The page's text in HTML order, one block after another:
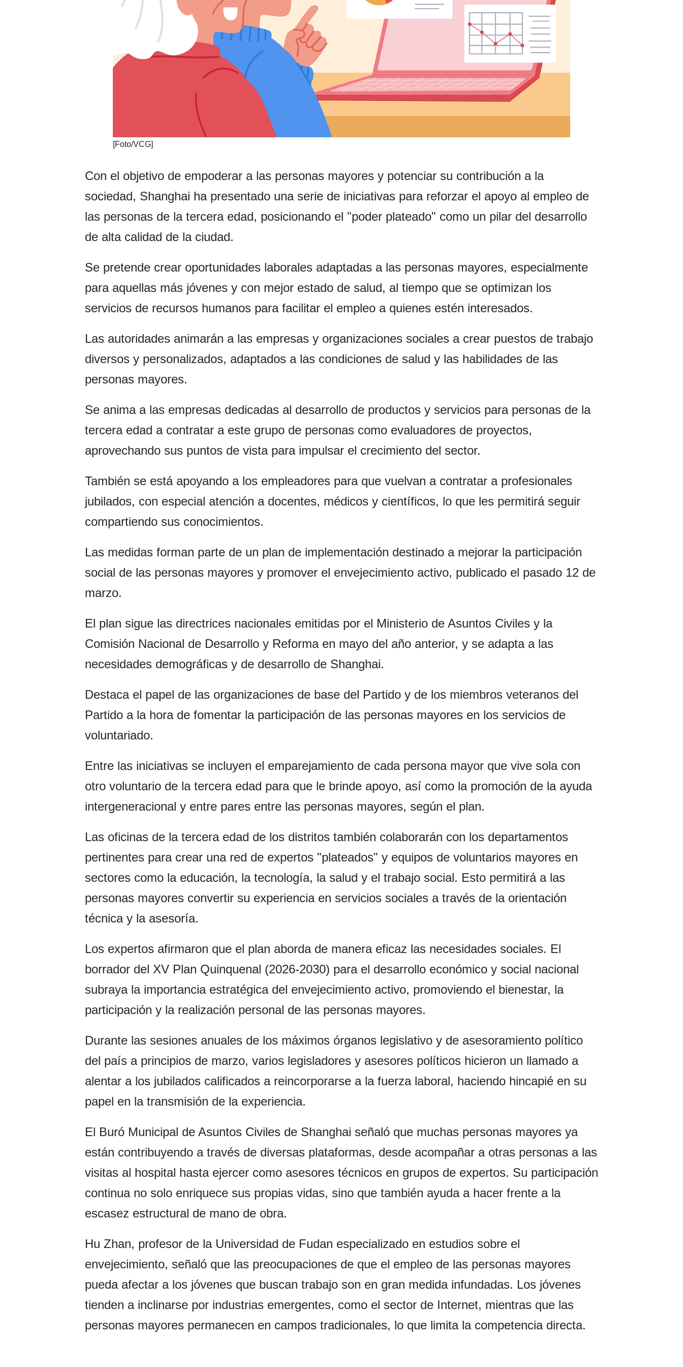
​[Foto/VCG]
Con el objetivo de empoderar a las personas mayores y potenciar su contribución a la
sociedad, Shanghai ha presentado una serie de iniciativas para reforzar el apoyo al empleo de
las personas de la tercera edad, posicionando el "poder plateado" como un pilar del desarrollo
de alta calidad de la ciudad.
Se pretende crear oportunidades laborales adaptadas a las personas mayores, especialmente
para aquellas más jóvenes y con mejor estado de salud, al tiempo que se optimizan los
servicios de recursos humanos para facilitar el empleo a quienes estén interesados.
Las autoridades animarán a las empresas y organizaciones sociales a crear puestos de trabajo
diversos y personalizados, adaptados a las condiciones de salud y las habilidades de las
personas mayores.
Se anima a las empresas dedicadas al desarrollo de productos y servicios para personas de la
tercera edad a contratar a este grupo de personas como evaluadores de proyectos,
aprovechando sus puntos de vista para impulsar el crecimiento del sector.
También se está apoyando a los empleadores para que vuelvan a contratar a profesionales
jubilados, con especial atención a docentes, médicos y científicos, lo que les permitirá seguir
compartiendo sus conocimientos.
Las medidas forman parte de un plan de implementación destinado a mejorar la participación
social de las personas mayores y promover el envejecimiento activo, publicado el pasado 12 de
marzo.
El plan sigue las directrices nacionales emitidas por el Ministerio de Asuntos Civiles y la
Comisión Nacional de Desarrollo y Reforma en mayo del año anterior, y se adapta a las
necesidades demográficas y de desarrollo de Shanghai.
Destaca el papel de las organizaciones de base del Partido y de los miembros veteranos del
Partido a la hora de fomentar la participación de las personas mayores en los servicios de
voluntariado.
Entre las iniciativas se incluyen el emparejamiento de cada persona mayor que vive sola con
otro voluntario de la tercera edad para que le brinde apoyo, así como la promoción de la ayuda
intergeneracional y entre pares entre las personas mayores, según el plan.
Las oficinas de la tercera edad de los distritos también colaborarán con los departamentos
pertinentes para crear una red de expertos "plateados" y equipos de voluntarios mayores en
sectores como la educación, la tecnología, la salud y el trabajo social. Esto permitirá a las
personas mayores convertir su experiencia en servicios sociales a través de la orientación
técnica y la asesoría.
Los expertos afirmaron que el plan aborda de manera eficaz las necesidades sociales. El
borrador del XV Plan Quinquenal (2026-2030) para el desarrollo económico y social nacional
subraya la importancia estratégica del envejecimiento activo, promoviendo el bienestar, la
participación y la realización personal de las personas mayores.
Durante las sesiones anuales de los máximos órganos legislativo y de asesoramiento político
del país a principios de marzo, varios legisladores y asesores políticos hicieron un llamado a
alentar a los jubilados calificados a reincorporarse a la fuerza laboral, haciendo hincapié en su
papel en la transmisión de la experiencia.
El Buró Municipal de Asuntos Civiles de Shanghai señaló que muchas personas mayores ya
están contribuyendo a través de diversas plataformas, desde acompañar a otras personas a las
visitas al hospital hasta ejercer como asesores técnicos en grupos de expertos. Su participación
continua no solo enriquece sus propias vidas, sino que también ayuda a hacer frente a la
escasez estructural de mano de obra.
Hu Zhan, profesor de la Universidad de Fudan especializado en estudios sobre el
envejecimiento, señaló que las preocupaciones de que el empleo de las personas mayores
pueda afectar a los jóvenes que buscan trabajo son en gran medida infundadas. Los jóvenes
tienden a inclinarse por industrias emergentes, como el sector de Internet, mientras que las
personas mayores permanecen en campos tradicionales, lo que limita la competencia directa.